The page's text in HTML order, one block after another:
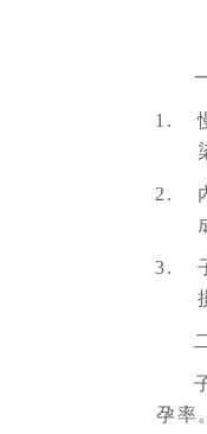
孕率